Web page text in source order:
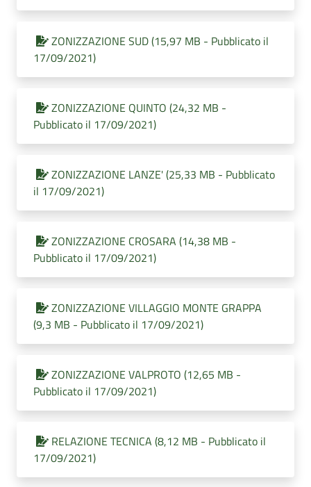
ZONIZZAZIONE SUD (15,97 MB - Pubblicato il
17/09/2021)
ZONIZZAZIONE QUINTO (24,32 MB -
Pubblicato il 17/09/2021)
ZONIZZAZIONE LANZE' (25,33 MB - Pubblicato
il 17/09/2021)
ZONIZZAZIONE CROSARA (14,38 MB -
Pubblicato il 17/09/2021)
ZONIZZAZIONE VILLAGGIO MONTE GRAPPA
(9,3 MB - Pubblicato il 17/09/2021)
ZONIZZAZIONE VALPROTO (12,65 MB -
Pubblicato il 17/09/2021)
RELAZIONE TECNICA (8,12 MB - Pubblicato il
17/09/2021)